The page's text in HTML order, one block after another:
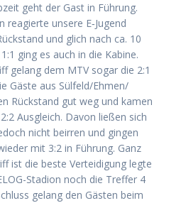
geht der Gast in Füh­rung.
reagier­te unse­re E‑Jugend
und glich nach ca. 10
ging es auch in die Kabi­ne.
gelang dem MTV sogar die 2:1
Gäs­te aus Sülfeld/​Ehmen/​
Rück­stand gut weg und kamen
Aus­gleich. Davon lie­ßen sich
nicht beir­ren und gin­gen
mit 3:2 in Füh­rung. Ganz
ist die bes­te Ver­tei­di­gung leg­te
Sta­di­on noch die Tref­fer 4
gelang den Gäs­ten beim